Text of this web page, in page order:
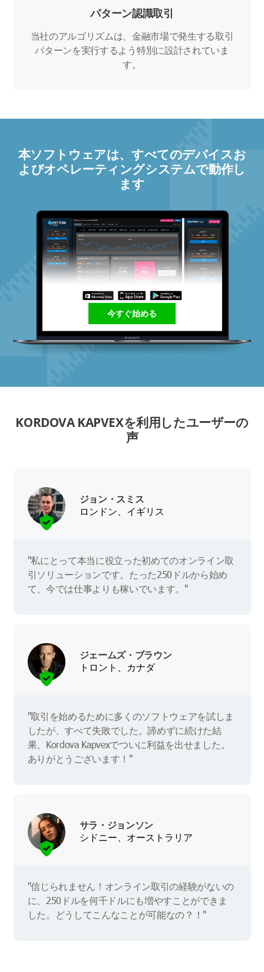
パターン認識取引
当社のアルゴリズムは、金融市場で発生する取引
パターンを実行するよう特別に設計されていま
す。
本ソフトウェアは、すべてのデバイスお
よびオペレーティングシステムで動作し
ます
今すぐ始める
KORDOVA KAPVEXを利用したユーザーの
声
ジョン・スミス
ロンドン、イギリス
"私にとって本当に役立った初めてのオンライン取
引ソリューションです。たった250ドルから始め
て、今では仕事よりも稼いでいます。"
ジェームズ・ブラウン
トロント、カナダ
"取引を始めるために多くのソフトウェアを試しま
したが、すべて失敗でした。諦めずに続けた結
果、Kordova Kapvexでついに利益を出せました。
ありがとうございます！"
サラ・ジョンソン
シドニー、オーストラリア
"信じられません！オンライン取引の経験がないの
に、250ドルを何千ドルにも増やすことができま
した。どうしてこんなことが可能なの？！"